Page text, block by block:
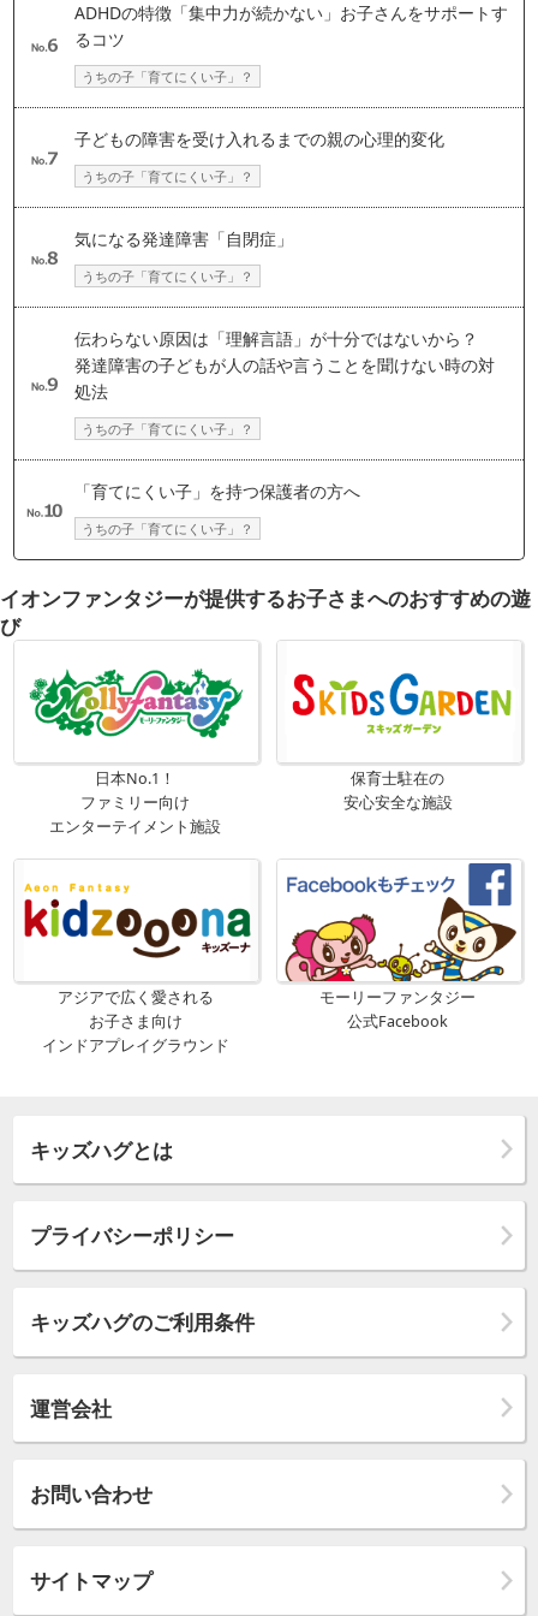
ADHDの特徴「集中力が続かない」お子さんをサポートす
るコツ
うちの子「育てにくい子」？
子どもの障害を受け入れるまでの親の心理的変化
うちの子「育てにくい子」？
気になる発達障害「自閉症」
うちの子「育てにくい子」？
伝わらない原因は「理解言語」が十分ではないから？
発達障害の子どもが人の話や言うことを聞けない時の対
処法
うちの子「育てにくい子」？
「育てにくい子」を持つ保護者の方へ
うちの子「育てにくい子」？
イオンファンタジーが提供するお子さまへのおすすめの遊
び
日本No.1！
ファミリー向け
エンターテイメント施設
保育士駐在の
安心安全な施設
アジアで広く愛される
お子さま向け
インドアプレイグラウンド
モーリーファンタジー
公式Facebook
キッズハグとは
プライバシーポリシー
キッズハグのご利用条件
運営会社
お問い合わせ
サイトマップ